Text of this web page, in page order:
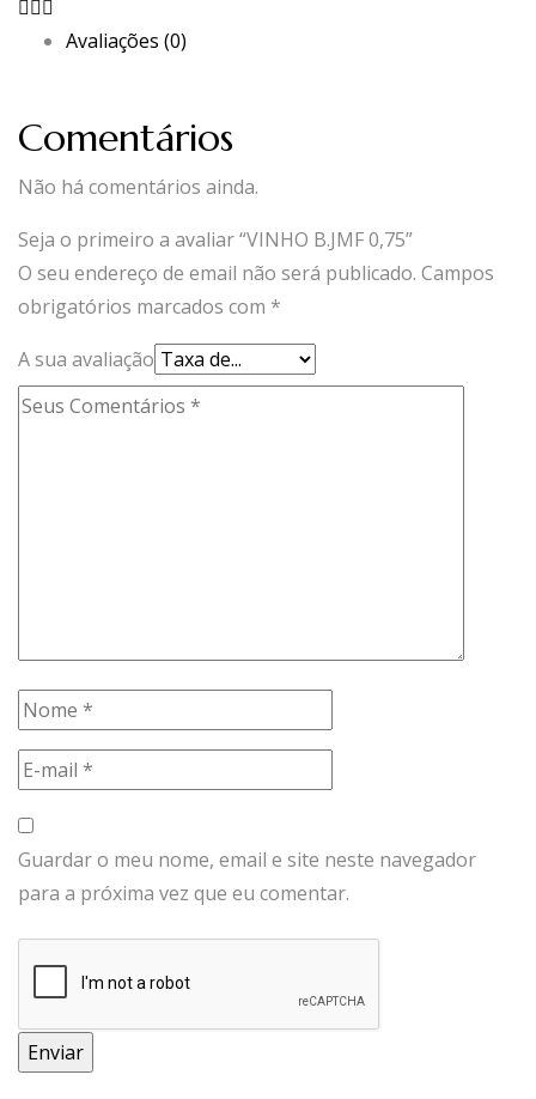
Avaliações (0)
Comentários
Não há comentários ainda.
Seja o primeiro a avaliar “VINHO B.JMF 0,75”
O seu endereço de email não será publicado. Campos
obrigatórios marcados com *
A sua avaliação
Guardar o meu nome, email e site neste navegador
para a próxima vez que eu comentar.